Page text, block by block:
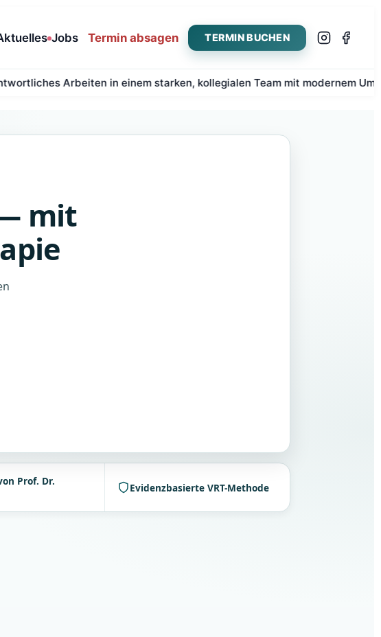
Jobs Termin absagen TERMIN BUCHEN
Arbeiten in einem starken, kollegialen Team mit modernem Umfeld.
mit
Prof. Dr.
Evidenzbasierte VRT-Methode